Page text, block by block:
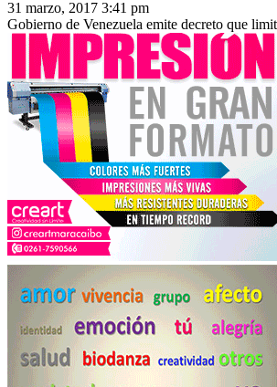
31 marzo, 2017 3:41 pm
Gobierno de Venezuela emite decreto que